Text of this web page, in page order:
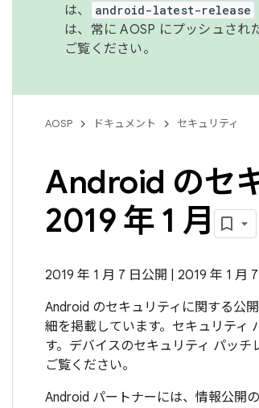
は、
android-latest-release
は、常に AOSP にプッシュされ
ご覧ください。
AOSP ドキュメント セキュリティ
Android のセ
2019 年 1 月
2019 年 1 月 7 日公開 | 2019 年 1 月
Android のセキュリティに関する公
細を掲載しています。セキュリティ
す。デバイスのセキュリティ パッチ
ご覧ください。
Android パートナーには、情報公開